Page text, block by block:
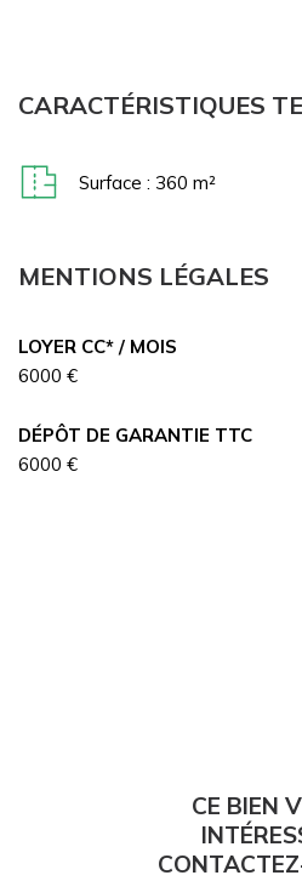
CARACTÉRISTIQUES
Surface : 360 m²
MENTIONS LÉGALES
LOYER CC* / MOIS
6000 €
DÉPÔT DE GARANTIE TTC
6000 €
CE BIEN